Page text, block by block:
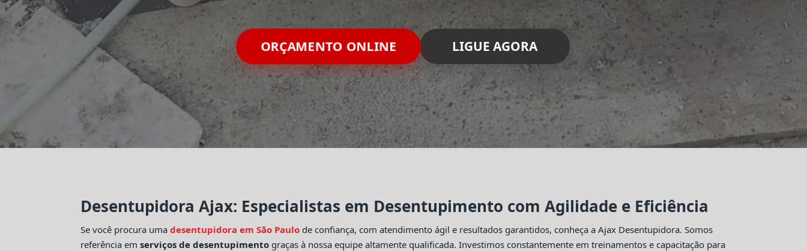
ORÇAMENTO ONLINE LIGUE AGORA
Desentupidora Ajax: Especialistas em Desentupimento com Agilidade e Eficiência
Se você procura umadesentupidora em São Paulo de confiança, com atendimento ágil e resultados garantidos, conheça a Ajax Desentupidora. Somos
referência emserviços de desentupimento graças à nossa equipe altamente qualificada. Investimos constantemente em treinamentos e capacitação para